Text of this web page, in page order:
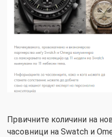
Првичните количини на
часовници на Swatch и